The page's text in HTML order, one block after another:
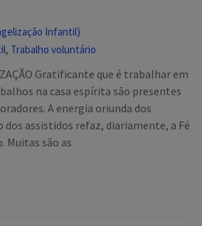
Infantil)
, Trabalho voluntário
Gratificante que é trabalhar em
na casa espírita são presentes
A energia oriunda dos
dos assistidos refaz, diariamente, a Fé
Muitas são as